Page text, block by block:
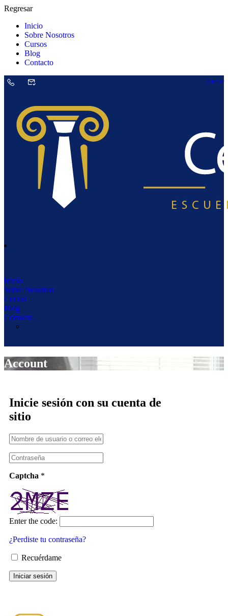
Regresar
Inicio
Sobre Nosotros
Cursos
Blog
Contacto
Entrar
Inicio
Sobre Nosotros
Cursos
Blog
Contacto
Account
Inicie sesión con su cuenta de
sitio
Captcha *
Enter the code:
¿Perdiste tu contraseña?
Recuérdame